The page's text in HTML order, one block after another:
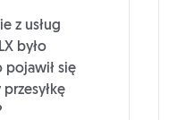
z usług
było
pojawił się
przesyłkę